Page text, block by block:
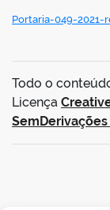
Portaria-049-
Todo o
Licença